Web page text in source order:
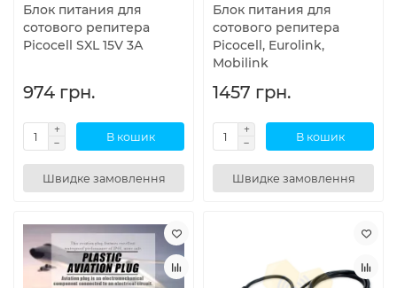
Блок питания для
сотового репитера
Picocell SXL 15V 3А
974 грн.
В кошик
Швидке замовлення
Блок питания для
сотового репитера
Picocell, Eurolink,
Mobilink
1457 грн.
В кошик
Швидке замовлення